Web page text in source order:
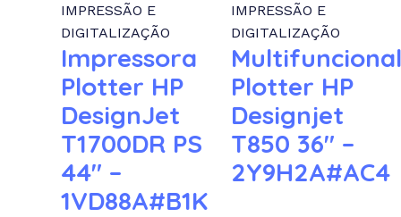
IMPRESSÃO E
DIGITALIZAÇÃO
Impressora
Plotter HP
DesignJet
T1700DR PS
44″ –
1VD88A#B1K
IMPRESSÃO E
DIGITALIZAÇÃO
Multifuncional
Plotter HP
Designjet
T850 36″ –
2Y9H2A#AC4